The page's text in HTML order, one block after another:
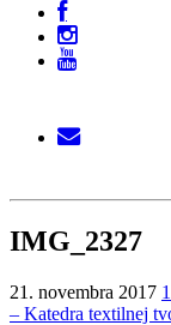
IMG_2327
21. novembra 2017
– Katedra textilnej